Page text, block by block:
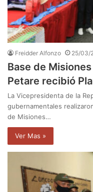
Freidder Alfonzo 25/03/
Base de Misiones
Petare recibió
La Vicepresidenta de la
gubernamentales
de Misiones…
Ver Mas »